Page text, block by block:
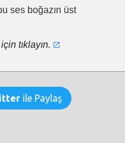
ses boğazın üst
tıklayın.
ile Paylaş